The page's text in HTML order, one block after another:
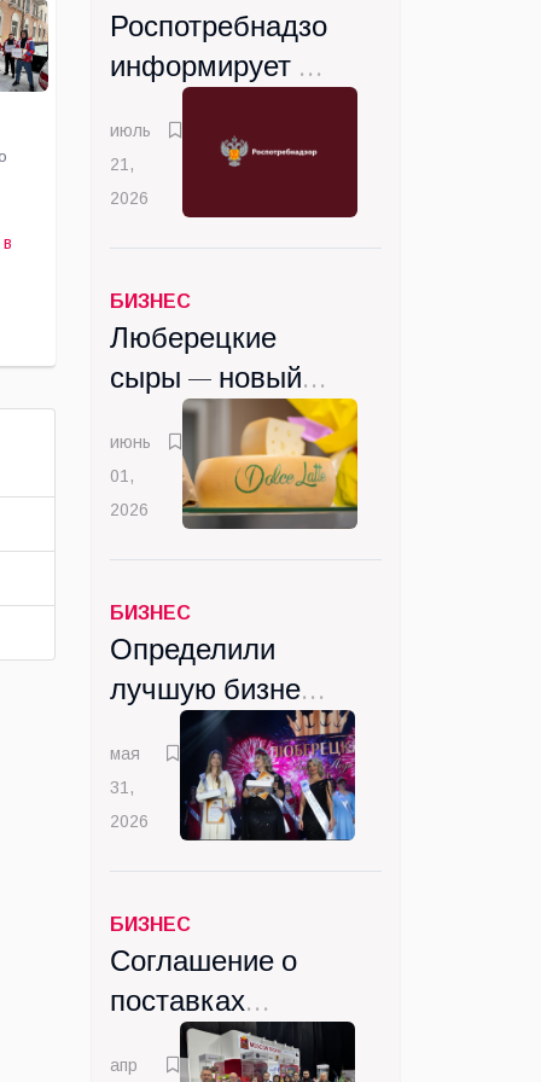
Роспотребнадзор
информирует о
сентября новых
санитарных
правил
июль
21,
2026
БИЗНЕС
Люберецкие
сыры — новый
Подмосковья
июнь
01,
2026
БИЗНЕС
Определили
лучшую бизнес-
Люберецкого
округа
мая
31,
2026
БИЗНЕС
Соглашение о
поставках
ветпрепаратов
апр